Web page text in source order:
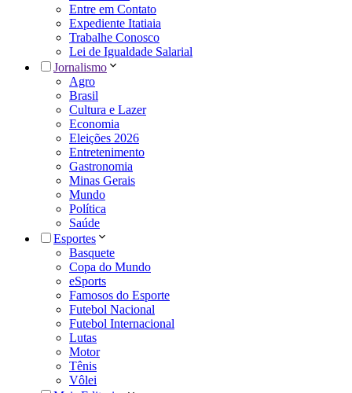
Entre em Contato
Expediente Itatiaia
Trabalhe Conosco
Lei de Igualdade Salarial
Jornalismo
Agro
Brasil
Cultura e Lazer
Economia
Eleições 2026
Entretenimento
Gastronomia
Minas Gerais
Mundo
Política
Saúde
Esportes
Basquete
Copa do Mundo
eSports
Famosos do Esporte
Futebol Nacional
Futebol Internacional
Lutas
Motor
Tênis
Vôlei